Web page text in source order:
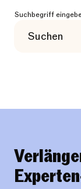
Suchbegriff